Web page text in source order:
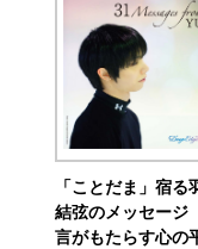
「ことだま」宿る
結弦のメッセー
言がもたらす心の